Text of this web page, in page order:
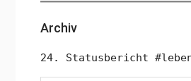
Archiv
24. Statusbericht